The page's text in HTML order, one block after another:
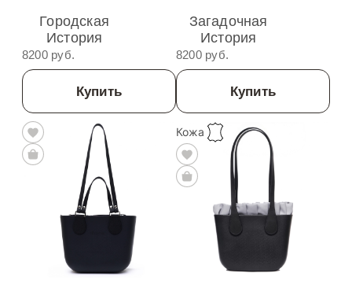
Городская
История
8200 руб.
Купить
Загадочная
История
8200 руб.
Купить
Кожа